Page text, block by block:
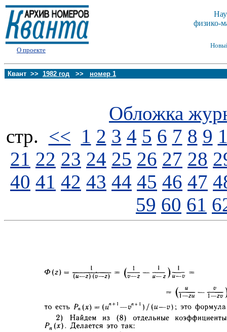
О проекте
физико-
Квант >> 1982 год >> номер 1
Обложка
стp. << 1 2 3 4 5 6 7 8 9
21 22 23 24 25 26 27 28
40 41 42 43 44 45 46 47
59 60 61